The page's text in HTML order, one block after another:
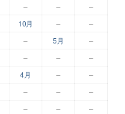
– –
–
10月 – –
– 5月
–
– – –
4月 –
–
– – –
– –
–